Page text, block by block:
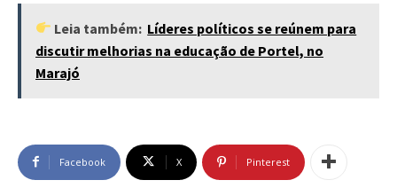
Leia também: Líderes políticos se reúnem para
discutir melhorias na educação de Portel, no
Marajó
Facebook X Pinterest